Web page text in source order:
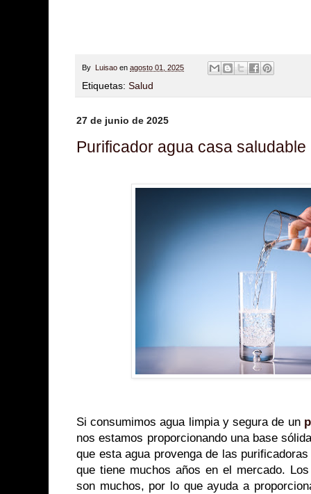
By Luisao en agosto 01, 2025
Etiquetas: Salud
27 de junio de 2025
Purificador agua casa saludable
Si consumimos agua limpia y segura de un
nos estamos proporcionando una base
que esta agua provenga de las
que tiene muchos años en el mercado.
son muchos, por lo que ayuda a